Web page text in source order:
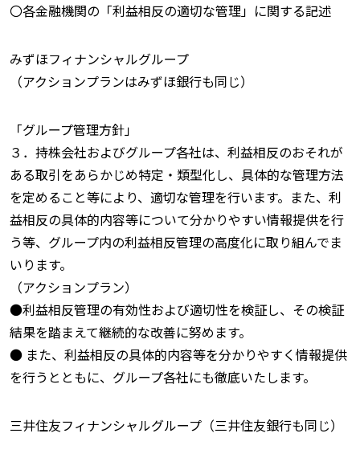
〇各金融機関の「利益相反の適切な管理」に関する記述
みずほフィナンシャルグループ
（アクションプランはみずほ銀行も同じ）
「グループ管理方針」
３．持株会社およびグループ各社は、利益相反のおそれが
ある取引をあらかじめ特定・類型化し、具体的な管理方法
を定めること等により、適切な管理を行います。また、利
益相反の具体的内容等について分かりやすい情報提供を行
う等、グループ内の利益相反管理の高度化に取り組んでま
いります。
（アクションプラン）
●利益相反管理の有効性および適切性を検証し、その検証
結果を踏まえて継続的な改善に努めます。
● また、利益相反の具体的内容等を分かりやすく情報提供
を行うとともに、グループ各社にも徹底いたします。
三井住友フィナンシャルグループ（三井住友銀行も同じ）